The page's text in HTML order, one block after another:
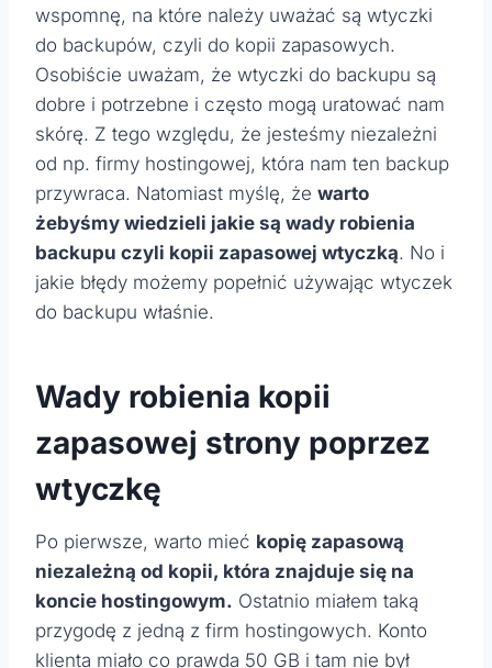
wspomnę, na które należy uważać są wtyczki
do backupów, czyli do kopii zapasowych.
Osobiście uważam, że wtyczki do backupu są
dobre i potrzebne i często mogą uratować nam
skórę. Z tego względu, że jesteśmy niezależni
od np. firmy hostingowej, która nam ten backup
przywraca. Natomiast myślę, że warto
żebyśmy wiedzieli jakie są wady robienia
backupu czyli kopii zapasowej wtyczką. No i
jakie błędy możemy popełnić używając wtyczek
do backupu właśnie.
Wady robienia kopii
zapasowej strony poprzez
wtyczkę
Po pierwsze, warto mieć kopię zapasową
niezależną od kopii, która znajduje się na
koncie hostingowym. Ostatnio miałem taką
przygodę z jedną z firm hostingowych. Konto
klienta miało co prawda 50 GB i tam nie był